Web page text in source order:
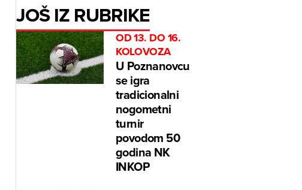
JOŠ IZ RUBRIKE
OD 13. DO 16.
KOLOVOZA
U Poznanovcu
se igra
tradicionalni
nogometni
turnir
povodom 50
godina NK
INKOP